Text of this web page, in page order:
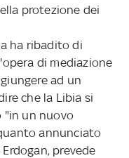
protezione dei
ha ribadito di
di mediazione
ad un
che la Libia si
"in un nuovo
annunciato
prevede